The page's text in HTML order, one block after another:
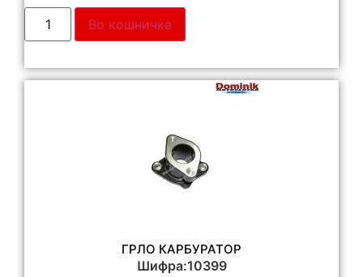
Во кошничка
ГРЛО КАРБУРАТОР
Шифра:10399